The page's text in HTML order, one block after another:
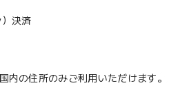
決済
内の住所のみご利用いただけます。